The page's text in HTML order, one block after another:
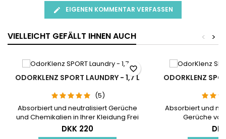
EIGENEN KOMMENTAR VERFASSEN
VIELLEICHT GEFÄLLT IHNEN AUCH >
<
ODORKLENZ SPORT LAUNDRY - 1,7 L
(5)
Absorbiert und neutralisiert Gerüche
und Chemikalien in Ihrer Kleidung Frei
von Duftstoffen Keine anderen
Produkte auf dem Markt verfügen über
DKK 220
favorite_border
ODORKLENZ
Absorbiert und
Gerüche
Sportgeräten Frei
anderen